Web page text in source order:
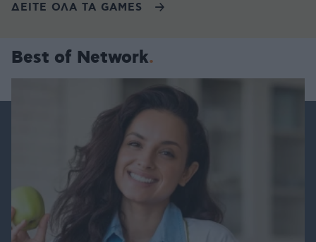
ΔΕΙΤΕ ΟΛΑ ΤΑ GAMES
Best of Network